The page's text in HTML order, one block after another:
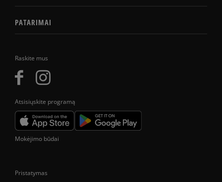
Raskite mus
Atsisiųskite programą
PATARIMAI
Mokėjimo būdai
Pristatymas